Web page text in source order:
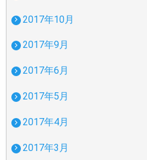
2017年10月
2017年9月
2017年6月
2017年5月
2017年4月
2017年3月